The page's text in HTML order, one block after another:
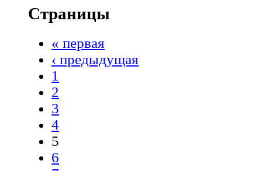
Страницы
« первая
‹ предыдущая
1
2
3
4
5
6